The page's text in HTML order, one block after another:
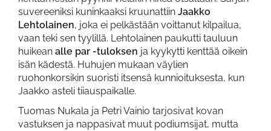
suvereeniksi kuninkaaksi kruunattiin Jaakko
Lehtolainen, joka ei pelkästään voittanut kilpailua,
vaan teki sen tyylillä. Lehtolainen paukutti tauluun
huikean alle par -tuloksen ja kyykytti kenttää oikein
isän kädestä. Huhujen mukaan väylien
ruohonkorsikin suoristi itsensä kunnioituksesta, kun
Jaakko asteli tiiauspaikalle.
Tuomas Nukala ja Petri Vainio tarjosivat kovan
vastuksen ja nappasivat muut podiumsijat, mutta